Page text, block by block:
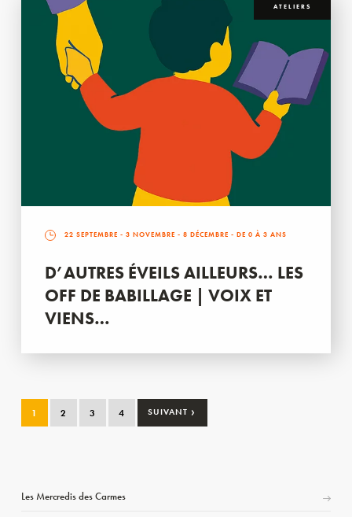
ATELIERS
22 SEPTEMBRE - 3 NOVEMBRE - 8 DÉCEMBRE - DE 0 À 3 ANS
D’AUTRES ÉVEILS AILLEURS… LES
OFF DE BABILLAGE | VOIX ET
VIENS…
1 2 3 4 SUIVANT ›
Les Mercredis des Carmes